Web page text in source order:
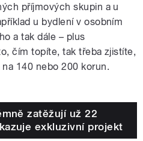
příjmových skupin a u
u bydlení v osobním
a tak dále – plus
čím topíte, tak třeba zjistíte,
140 nebo 200 korun.
zatěžují už 22
exkluzivní projekt